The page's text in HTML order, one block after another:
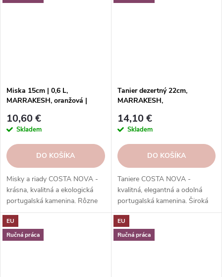
Miska 15cm | 0,6 L,
MARRAKESH, oranžová |
10,60 €
Skladem
DO KOŠÍKA
Misky a riady COSTA NOVA -
krásna, kvalitná a ekologická
portugalská kamenina. Rôzne
tvary, farby, vzory a veľkosti.
Objednajte si ich v našom e-
shope.
Tanier dezertný 22cm,
MARRAKESH,
Blanc|Costa Nova
14,10 €
Skladem
DO KOŠÍKA
Taniere COSTA NOVA -
kvalitná, elegantná a odolná
portugalská kamenina. Široká
ponuka kolekcií, tvarov, farieb a
funkcií. Objednávajte v našom
e-shope.
EU
Ručná práca
EU
Ručná práca